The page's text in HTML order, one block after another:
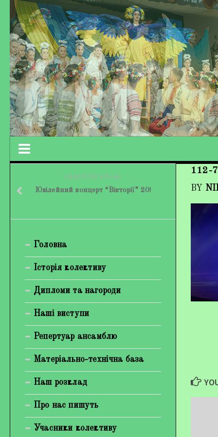
Кохно Вікторія Вікторівна
Гірієнко Ірина Михайлівна
Галерея
Відеогалерея
Фотогалерея
112-
BY
PREVIOUS STORY
Ювілейний концерт “Вікторії” 20!
Головна
Історія колективу
Дипломи та нагороди
Наші виступи
Репертуар ансамблю
Матеріально-технічна база
Наш розклад
Про нас пишуть
Учасники колективу